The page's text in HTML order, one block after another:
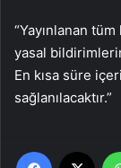
“Yayınlanan
yasal
En kısa süre
sağlanılacaktır.”
Facebook